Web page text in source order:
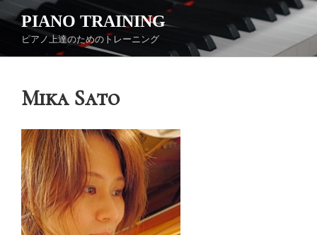
ン
ン
PIANO TRAINING
ピアノ上達のためのトレーニング
Mika Sato